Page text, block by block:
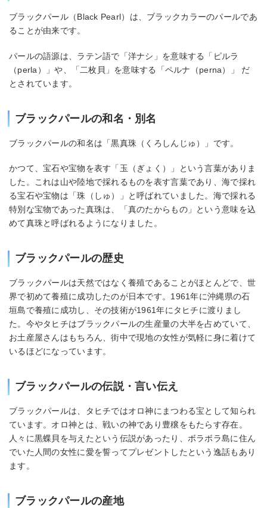
ブラックパール（Black Pearl）は、ブラックカラーのパールであ
ることが由来です。
パールの語源は、ラテン語で「洋ナシ」を意味する「ピルラ
（perla）」や、「二枚貝」を意味する「ペルナ（perna）」 だ
とされています。
ブラックパールの和名・別名
ブラックパールの和名は「黒真珠（くろしんじゅ）」です。
かつて、宝石や宝物を表す「玉（ぎょく）」という言葉がありま
した。これは山や陸地で採れるものを表す言葉であり、海で採れ
る宝石や宝物は「珠（しゅ）」と呼ばれていました。海で採れる
特別な宝物であった真珠は、「真のたからもの」という意味を込
めて真珠と呼ばれるようになりました。
ブラックパールの歴史
ブラックパールは天然ではなく養殖であることがほとんどで、世
界で初めて養殖に成功したのが日本です。1961年に沖縄県の石
垣島で養殖に成功し、その技術が1961年にタヒチに渡りまし
た。今やタヒチはブラックパールの生産量の大半を占めていて、
お土産屋さんはもちろん、街中で現地の女性が気軽に身に着けて
いるほどになっています。
ブラックパールの伝説・言い伝え
ブラックパールは、タヒチではオロ神にまつわる宝として知られ
ています。オロ神とは、戦いの神であり豊穣をもたらす存在。
人々に黒蝶貝を与えたという伝説があったり、ボラボラ島に住ん
でいた人間の女性に愛を誓ってプレゼントしたという逸話もあり
ます。
ブラックパールの産地